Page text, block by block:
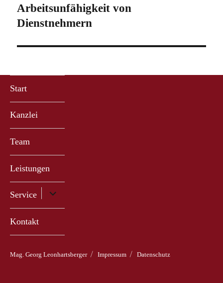
Beitrag:
Arbeitsunfähigkeit von
Dienstnehmern
Start
Kanzlei
Team
Leistungen
Service
Untermenü
anzeigen
Kontakt
Mag. Georg Leonhartsberger Impressum Datenschutz